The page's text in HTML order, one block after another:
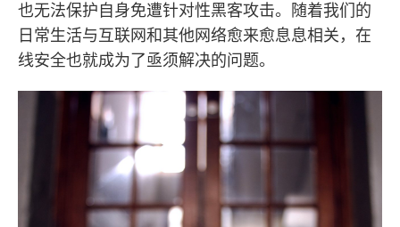
也无法保护自身免遭针对性黑客攻击。随着我们的
日常生活与互联网和其他网络愈来愈息息相关，在
线安全也就成为了亟须解决的问题。